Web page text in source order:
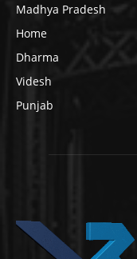
Madhya Pradesh
Home
Dharma
Videsh
Punjab